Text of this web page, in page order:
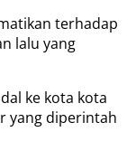
terhadap
lalu yang
ke kota kota
yang diperintah